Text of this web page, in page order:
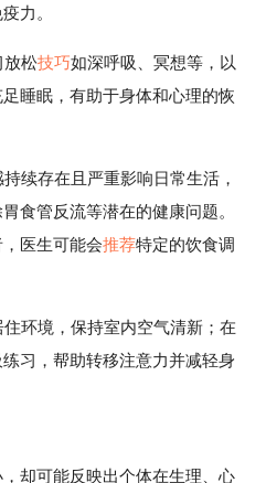
力。
放松技巧如深呼吸、冥想等，以
睡眠，有助于身体和心理的恢
续存在且严重影响日常生活，
食管反流等潜在的健康问题。
医生可能会推荐特定的饮食调
环境，保持室内空气清新；在
习，帮助转移注意力并减轻身
可能反映出个体在生理、心